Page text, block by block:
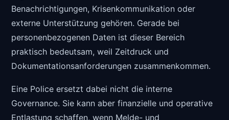
Benachrichtigungen, Krisenkommunikation oder
externe Unterstützung gehören. Gerade bei
personenbezogenen Daten ist dieser Bereich
praktisch bedeutsam, weil Zeitdruck und
Dokumentationsanforderungen zusammenkommen.
Eine Police ersetzt dabei nicht die interne
Governance. Sie kann aber finanzielle und operative
Entlastung schaffen, wenn Melde- und